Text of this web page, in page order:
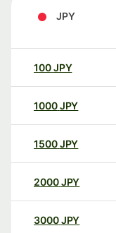
JPY
100JPY
1000JPY
1500JPY
2000JPY
3000JPY